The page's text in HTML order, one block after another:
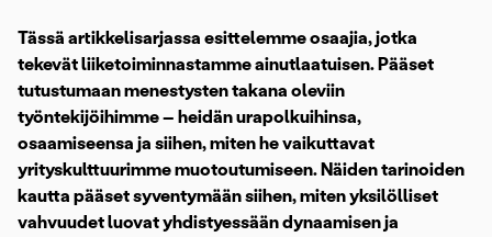
Tässä artikkelisarjassa esittelemme osaajia, jotka
tekevät liiketoiminnastamme ainutlaatuisen. Pääset
tutustumaan menestysten takana oleviin
työntekijöihimme – heidän urapolkuihinsa,
osaamiseensa ja siihen, miten he vaikuttavat
yrityskulttuurimme muotoutumiseen. Näiden tarinoiden
kautta pääset syventymään siihen, miten yksilölliset
vahvuudet luovat yhdistyessään dynaamisen ja